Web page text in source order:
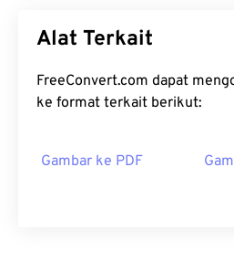
Alat Terkait
FreeConvert.com dapat
ke format terkait berikut:
Gambar ke PDF